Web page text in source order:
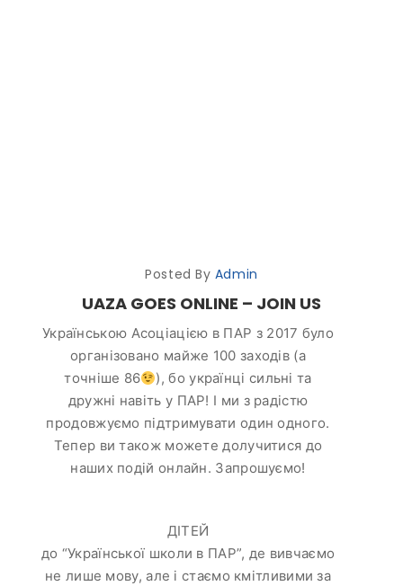
Posted By Admin
UAZA GOES ONLINE – JOIN US
Українською Асоціацією в ПАР з 2017 було
організовано майже 100 заходів (а
точніше 86
), бо українці сильні та
дружні навіть у ПАР! І ми з радістю
продовжуємо підтримувати один одного.
Тепер ви також можете долучитися до
наших подій онлайн. Запрошуємо!
ДІТЕЙ
до “Української школи в ПАР”, де вивчаємо
не лише мову, але і стаємо кмітливими за